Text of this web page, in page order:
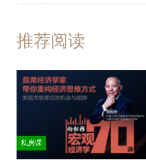
推荐阅读
私房课